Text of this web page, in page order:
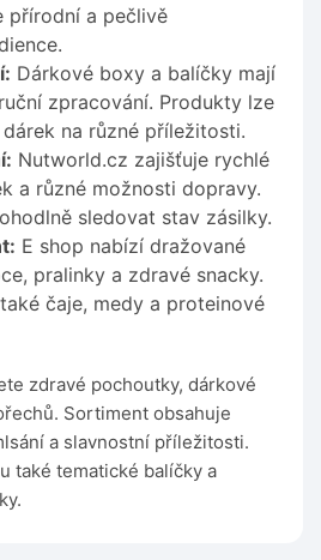
přírodní a pečlivě
Dárkové boxy a balíčky mají
zpracování. Produkty lze
na různé příležitosti.
Nutworld.cz zajišťuje rychlé
a různé možnosti dopravy.
sledovat stav zásilky.
E shop nabízí dražované
pralinky a zdravé snacky.
čaje, medy a proteinové
zdravé pochoutky, dárkové
Sortiment obsahuje
a slavnostní příležitosti.
také tematické balíčky a